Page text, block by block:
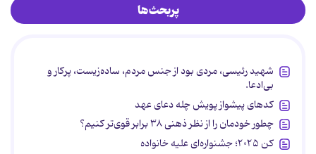
پربحث‌ها
شهید رئیسی، مردی بود از جنس مردم، ساده‌زیست، پرکار و
بی‌ادعا.
کدهای پیشواز پویش چله دعای عهد
چطور خودمان را از نظر ذهنی ۳۸ برابر قوی‌تر کنیم؟
کن ۲۰۲۵؛ جشنواره‌ای علیه خانواده